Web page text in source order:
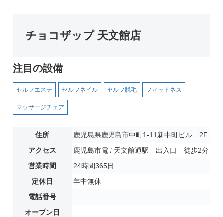
チョコザップ 天文館店
注目の設備
セルフエステ セルフネイル セルフ脱毛 フィットネス
マッサージチェア
住所
鹿児島県鹿児島市中町1-11新中町ビル 2F
アクセス
鹿児島市電 / 天文館通駅 出入口 徒歩2分
営業時間
24時間365日
定休日
年中無休
電話番号
オープン日